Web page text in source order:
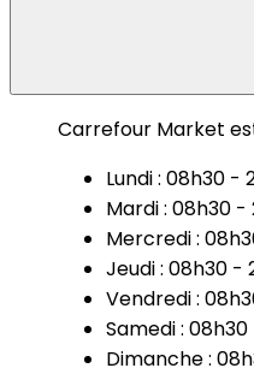
Carrefour Market
Lundi : 08h30 -
Mardi : 08h30 -
Mercredi :
Jeudi : 08h30 -
Vendredi :
Samedi :
Dimanche :